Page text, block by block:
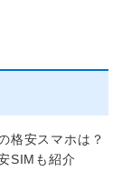
格安スマホは？
SIMも紹介